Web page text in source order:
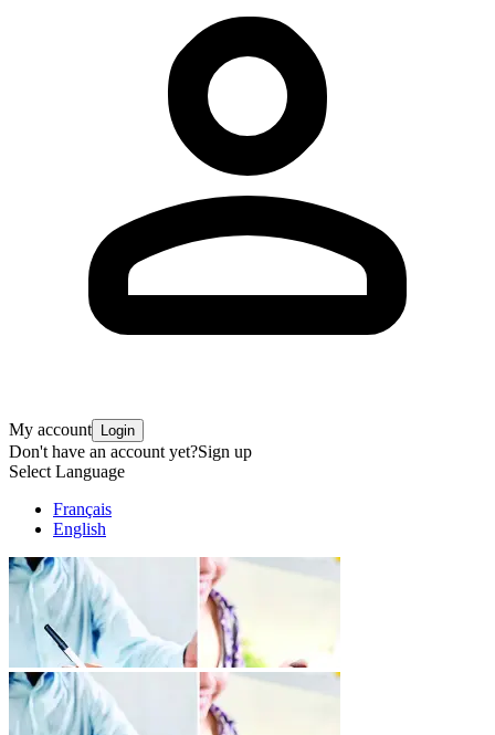
My account Login
Don't have an account yet?Sign up
Select Language
Français
English